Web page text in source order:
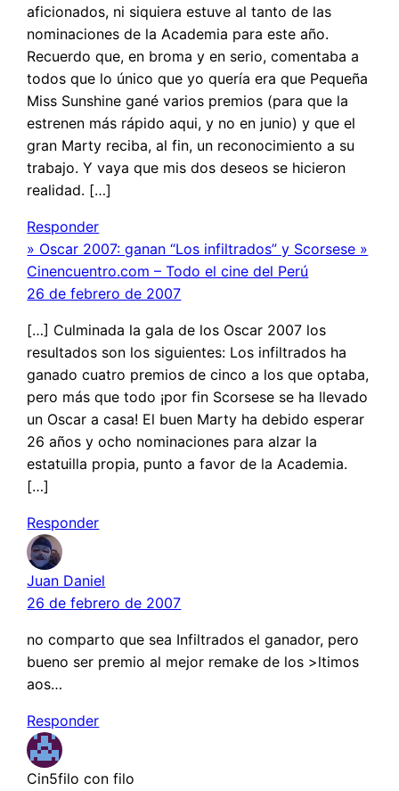
aficionados, ni siquiera estuve al tanto de las
nominaciones de la Academia para este año.
Recuerdo que, en broma y en serio, comentaba a
todos que lo único que yo quería era que Pequeña
Miss Sunshine gané varios premios (para que la
estrenen más rápido aqui, y no en junio) y que el
gran Marty reciba, al fin, un reconocimiento a su
trabajo. Y vaya que mis dos deseos se hicieron
realidad. […]
Responder
» Oscar 2007: ganan “Los infiltrados” y Scorsese »
Cinencuentro.com – Todo el cine del Perú
26 de febrero de 2007
[…] Culminada la gala de los Oscar 2007 los
resultados son los siguientes: Los infiltrados ha
ganado cuatro premios de cinco a los que optaba,
pero más que todo ¡por fin Scorsese se ha llevado
un Oscar a casa! El buen Marty ha debido esperar
26 años y ocho nominaciones para alzar la
estatuilla propia, punto a favor de la Academia.
[…]
Responder
Juan Daniel
26 de febrero de 2007
no comparto que sea Infiltrados el ganador, pero
bueno ser premio al mejor remake de los >ltimos
aos…
Responder
Cin5filo con filo